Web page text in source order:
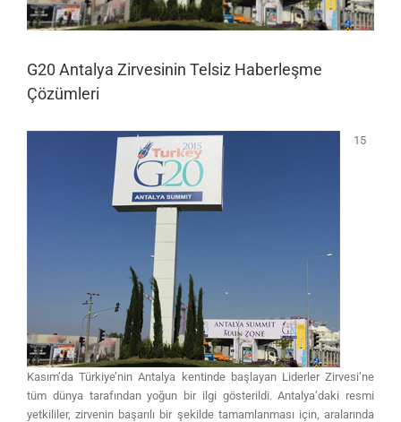
G20 Antalya Zirvesinin Telsiz Haberleşme
Çözümleri
15
Kasım’da Türkiye’nin Antalya kentinde başlayan Liderler Zirvesi’ne
tüm dünya tarafından yoğun bir ilgi gösterildi. Antalya’daki resmi
yetkililer, zirvenin başarılı bir şekilde tamamlanması için, aralarında